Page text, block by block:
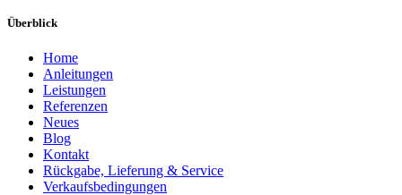
Überblick
Home
Anleitungen
Leistungen
Referenzen
Neues
Blog
Kontakt
Rückgabe, Lieferung & Service
Verkaufsbedingungen